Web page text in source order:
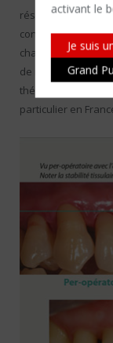
activant le
Je suis
Grand
résultats.
conséquent de
charge non
de maintenance
thérapeutiques
particulier en